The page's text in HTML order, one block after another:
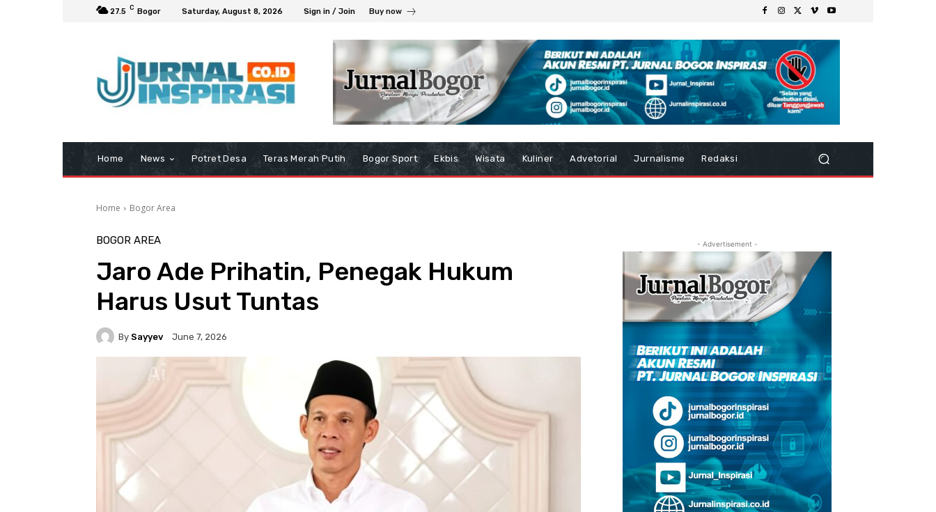
27.5 C Bogor Saturday, August 8, 2026 Sign in / Join Buy now
Home News Potret Desa Teras Merah Putih Bogor Sport Ekbis Wisata Kuliner Advetorial Jurnalisme Redaksi
Home Bogor Area
BOGOR AREA
Jaro Ade Prihatin, Penegak Hukum
Harus Usut Tuntas
By Sayyev June 7, 2026
- Advertisement -